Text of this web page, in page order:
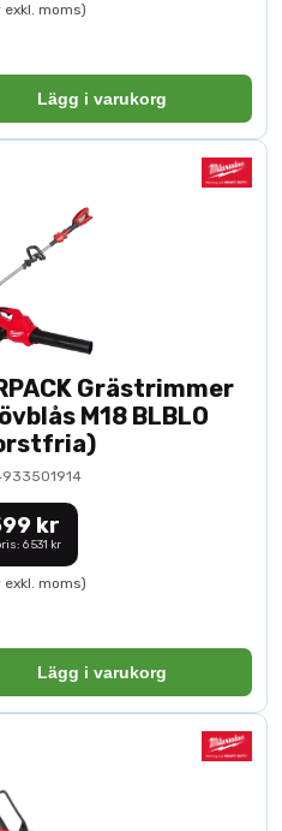
exkl. moms)
Lägg i varukorg
Grästrimmer
M18 BLBLO
kr
6 531 kr
exkl. moms)
Lägg i varukorg